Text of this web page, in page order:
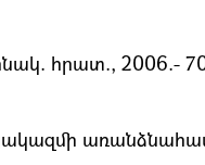
հրատ., 2006.-